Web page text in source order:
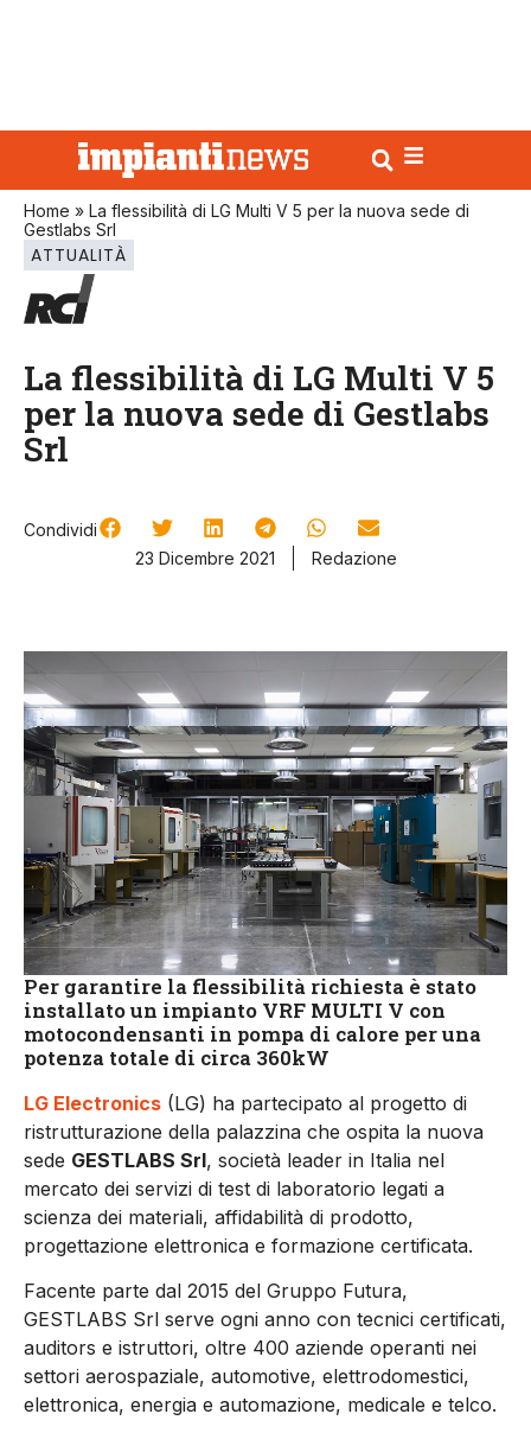
Home » La flessibilità di LG Multi V 5 per la nuova sede di
Gestlabs Srl
ATTUALITÀ
La flessibilità di LG Multi V 5
per la nuova sede di Gestlabs
Srl
Condividi
23 Dicembre 2021
Redazione
Per garantire la flessibilità richiesta è stato
installato un impianto VRF MULTI V con
motocondensanti in pompa di calore per una
potenza totale di circa 360kW
LG Electronics (LG) ha partecipato al progetto di
ristrutturazione della palazzina che ospita la nuova
sede GESTLABS Srl, società leader in Italia nel
mercato dei servizi di test di laboratorio legati a
scienza dei materiali, affidabilità di prodotto,
progettazione elettronica e formazione certificata.
Facente parte dal 2015 del Gruppo Futura,
GESTLABS Srl serve ogni anno con tecnici certificati,
auditors e istruttori, oltre 400 aziende operanti nei
settori aerospaziale, automotive, elettrodomestici,
elettronica, energia e automazione, medicale e telco.